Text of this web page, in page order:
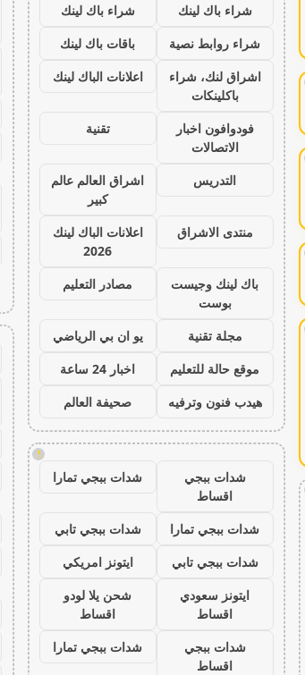
شراء باك لينك
شراء باك لينك
شراء روابط نصية
باقات باك لينك
اشراق لنك، شراء
باكلينكات
اعلانات الباك لينك
فودوافون اخبار
الاتصالات
تقنية
التدريس
اشراق العالم عالم
كبير
منتدى الاشراق
اعلانات الباك لينك
2026
باك لينك وجيست
بوست
مصادر التعليم
مجلة تقنية
يو ان بي الرياضي
موقع حالة للتعليم
اخبار 24 ساعة
هيدب فنون وترفيه
صحيفة العالم
!
شدات ببجي
اقساط
شدات ببجي تمارا
شدات ببجي تمارا
شدات ببجي تابي
شدات ببجي تابي
ايتونز امريكي
ايتونز سعودي
اقساط
شحن يلا لودو
اقساط
شدات ببجي
اقساط
شدات ببجي تمارا